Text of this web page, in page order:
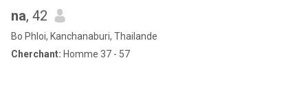
na, 42
Bo Phloi, Kanchanaburi, Thailande
Cherchant: Homme 37 - 57